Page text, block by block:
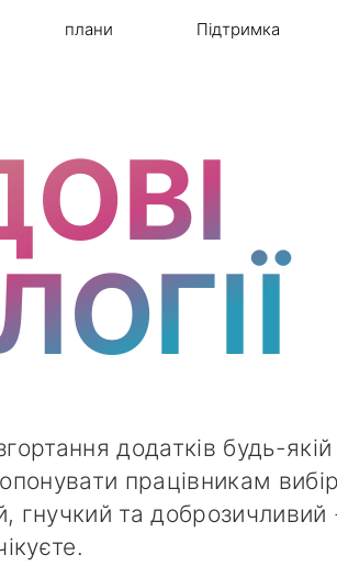
плани Підтримка
додатків будь-якій
працівникам вибір
гнучкий та доброзичливий